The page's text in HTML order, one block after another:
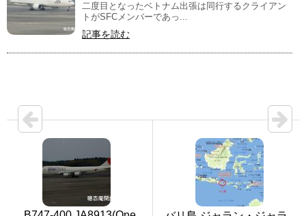
二度目となったベトナム出張は同行するクライアン
トがSFCメンバーであっ...
記事を読む